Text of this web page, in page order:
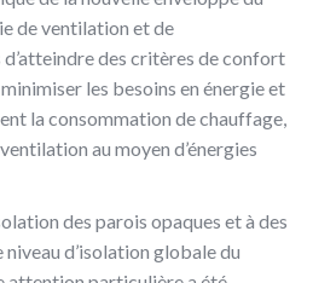
de ventilation et de
des critères de confort
les besoins en énergie et
la consommation de chauffage,
au moyen d’énergies
des parois opaques et à des
d’isolation globale du